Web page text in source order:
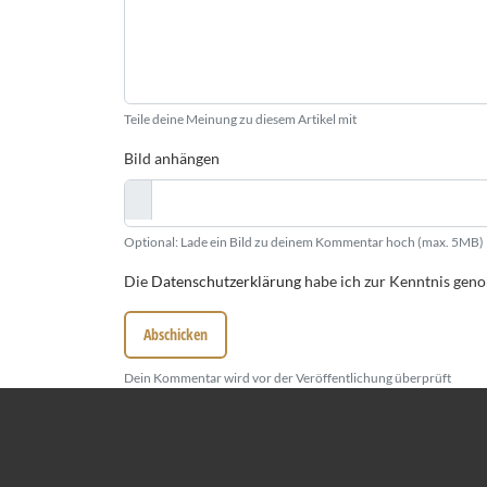
Teile deine Meinung zu diesem Artikel mit
Bild anhängen
Optional: Lade ein Bild zu deinem Kommentar hoch (max. 5MB)
Die Datenschutzerklärung habe ich zur Kenntnis
Abschicken
Dein Kommentar wird vor der Veröffentlichung überprüft